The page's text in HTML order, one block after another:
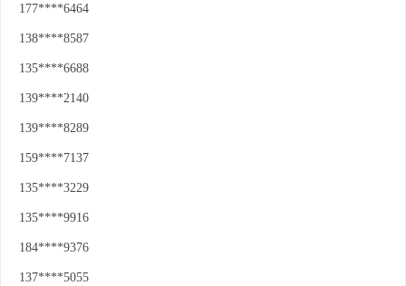
177****6464
138****8587
135****6688
139****2140
139****8289
159****7137
135****3229
135****9916
184****9376
137****5055